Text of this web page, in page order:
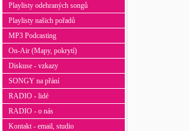
Playlisty odehraných songů
Playlisty našich pořadů
MP3 Podcasting
On-Air (Mapy, pokrytí)
Diskuse - vzkazy
SONGY na přání
RADIO - lidé
RADIO - o nás
Kontakt - email, studio